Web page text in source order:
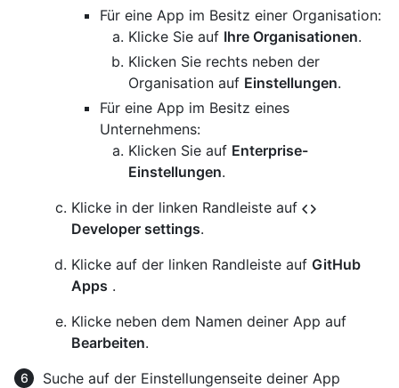
Für eine App im Besitz einer Organisation:
Klicke Sie auf Ihre Organisationen.
Klicken Sie rechts neben der
Organisation auf Einstellungen.
Für eine App im Besitz eines
Unternehmens:
Klicken Sie auf Enterprise-
Einstellungen.
Klicke in der linken Randleiste auf
Developer settings.
Klicke auf der linken Randleiste auf GitHub
Apps .
Klicke neben dem Namen deiner App auf
Bearbeiten.
Suche auf der Einstellungenseite deiner App